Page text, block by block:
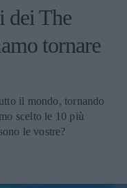
dei The
tornare
il mondo, tornando
scelto le 10 più
le vostre?